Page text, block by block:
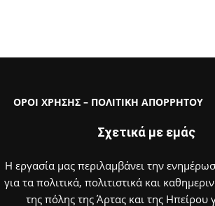
ΟΡΟΙ ΧΡΗΣΗΣ – ΠΟΛΙΤΙΚΗ ΑΠΟΡΡΗΤΟΥ
Σχετικά με εμάς
Η εργασία μας περιλαμβάνει την
για τα πολιτικά, πολιτιστικά και
της πόλης της Άρτας και της Ηπείρου